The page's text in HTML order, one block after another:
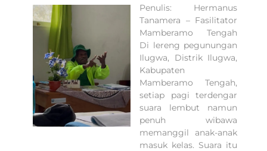
Penulis: Hermanus
Tanamera – Fasilitator
Mamberamo Tengah
Di lereng pegunungan
Ilugwa, Distrik Ilugwa,
Kabupaten
Mamberamo Tengah,
setiap pagi terdengar
suara lembut namun
penuh wibawa
memanggil anak-anak
masuk kelas. Suara itu